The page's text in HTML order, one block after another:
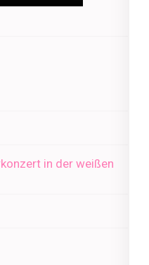
in der weißen